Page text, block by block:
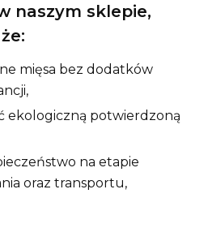
naszym sklepie,
mięsa bez dodatków
ekologiczną potwierdzoną
na etapie
oraz transportu,